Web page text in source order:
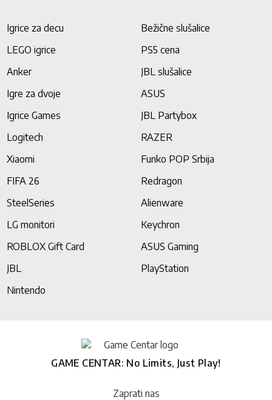
Igrice za decu
Bežične slušalice
LEGO igrice
PS5 cena
Anker
JBL slušalice
Igre za dvoje
ASUS
Igrice Games
JBL Partybox
Logitech
RAZER
Xiaomi
Funko POP Srbija
FIFA 26
Redragon
SteelSeries
Alienware
LG monitori
Keychron
ROBLOX Gift Card
ASUS Gaming
JBL
PlayStation
Nintendo
GAME CENTAR: No Limits, Just Play!
Zaprati nas